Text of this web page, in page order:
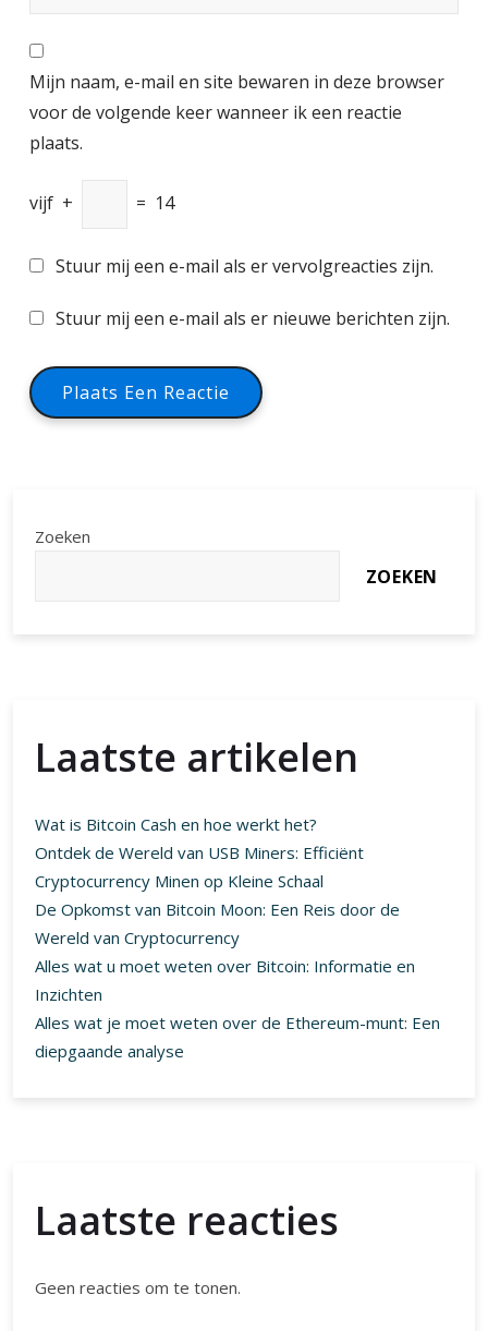
Mijn naam, e-mail en site bewaren in deze browser
voor de volgende keer wanneer ik een reactie
plaats.
vijf + = 14
Stuur mij een e-mail als er vervolgreacties zijn.
Stuur mij een e-mail als er nieuwe berichten zijn.
Zoeken
ZOEKEN
Laatste artikelen
Wat is Bitcoin Cash en hoe werkt het?
Ontdek de Wereld van USB Miners: Efficiënt
Cryptocurrency Minen op Kleine Schaal
De Opkomst van Bitcoin Moon: Een Reis door de
Wereld van Cryptocurrency
Alles wat u moet weten over Bitcoin: Informatie en
Inzichten
Alles wat je moet weten over de Ethereum-munt: Een
diepgaande analyse
Laatste reacties
Geen reacties om te tonen.